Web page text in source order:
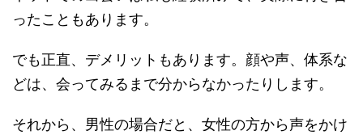
ったこともあります。
でも正直、デメリットもあります。顔や声、体系な
どは、会ってみるまで分からなかったりします。
それから、男性の場合だと、女性の方から声をかけ